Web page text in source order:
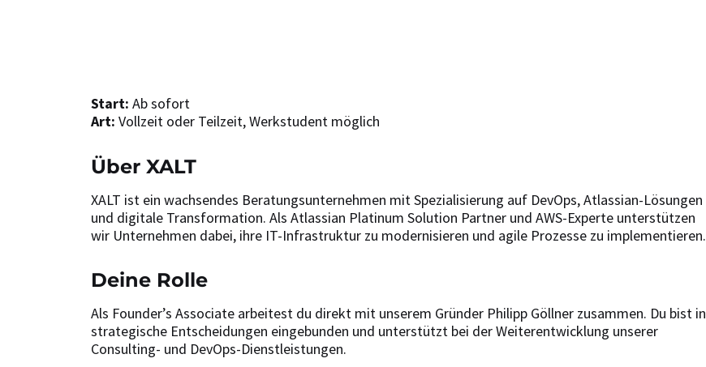
Start: Ab sofort
Art: Vollzeit oder Teilzeit, Werkstudent möglich
Über XALT
XALT ist ein wachsendes Beratungsunternehmen mit Spezialisierung auf DevOps, Atlassian-Lösungen
und digitale Transformation. Als Atlassian Platinum Solution Partner und AWS-Experte unterstützen
wir Unternehmen dabei, ihre IT-Infrastruktur zu modernisieren und agile Prozesse zu implementieren.
Deine Rolle
Als Founder’s Associate arbeitest du direkt mit unserem Gründer Philipp Göllner zusammen. Du bist in
strategische Entscheidungen eingebunden und unterstützt bei der Weiterentwicklung unserer
Consulting- und DevOps-Dienstleistungen.